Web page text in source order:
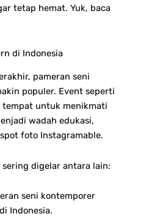
tetap hemat. Yuk, baca
di Indonesia
pameran seni
populer. Event seperti
tempat untuk menikmati
wadah edukasi,
foto Instagramable.
digelar antara lain:
seni kontemporer
Indonesia.